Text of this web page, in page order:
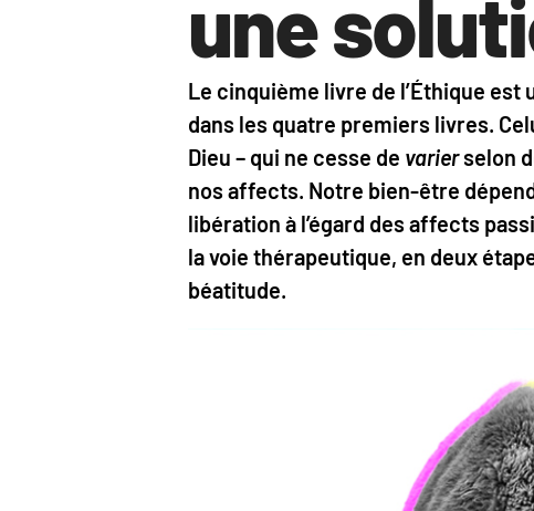
une
Le cinquième livre de l’Éthique
dans les quatre premiers livres.
Dieu – qui ne cesse de varierselon
nos affects. Notre bien-être
libération à l’égard des affects
la voie thérapeutique, en deux
béatitude.